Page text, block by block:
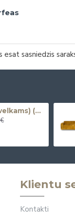
esat sasniedzis
Dīvāns ALBA (Izvelkams) (Divvietīgs)
Klientu
Kontakti